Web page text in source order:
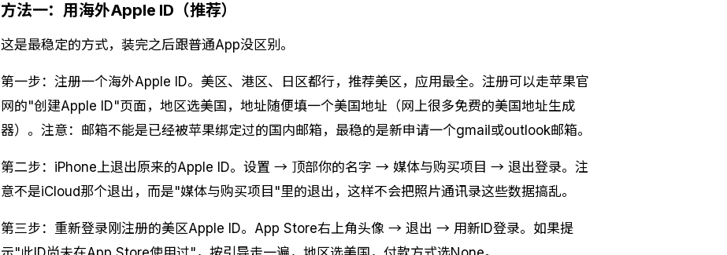
方法一：用海外Apple ID（推荐）
这是最稳定的方式，装完之后跟普通App没区别。
第一步：注册一个海外Apple ID。美区、港区、日区都行，推荐美区，应用最全。注册可以走苹果官
网的"创建Apple ID"页面，地区选美国，地址随便填一个美国地址（网上很多免费的美国地址生成
器）。注意：邮箱不能是已经被苹果绑定过的国内邮箱，最稳的是新申请一个gmail或outlook邮箱。
第二步：iPhone上退出原来的Apple ID。设置 → 顶部你的名字 → 媒体与购买项目 → 退出登录。注
意不是iCloud那个退出，而是"媒体与购买项目"里的退出，这样不会把照片通讯录这些数据搞乱。
第三步：重新登录刚注册的美区Apple ID。App Store右上角头像 → 退出 → 用新ID登录。如果提